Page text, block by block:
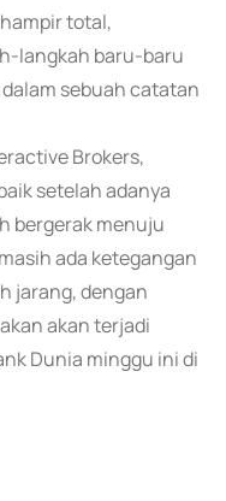
total,
langkah baru-baru
sebuah catatan
Brokers,
setelah adanya
bergerak menuju
ada ketegangan
jarang, dengan
akan terjadi
Dunia minggu ini di